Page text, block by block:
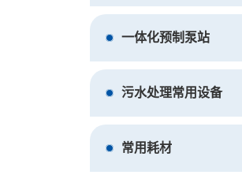
一体化预制泵站
污水处理常用设备
常用耗材